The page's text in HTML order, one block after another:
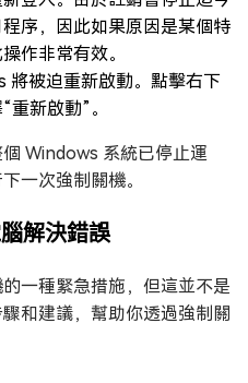
序，因此如果原因是某個特
作非常有效。
將被迫重新啟動。點擊右下
新啟動”。
Windows 系統已停止運
一次強制關機。
解決錯誤
一種緊急措施，但這並不是
和建議，幫助你透過強制關